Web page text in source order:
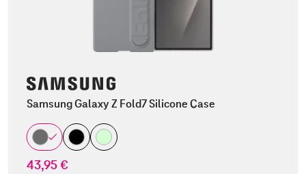
Samsung Galaxy Z Fold7 Silicone Case
43,95 €